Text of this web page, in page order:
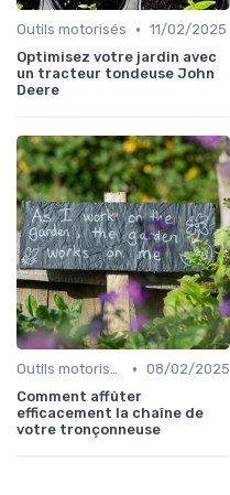
Outils motorisés • 11/02/2025
Optimisez votre jardin avec
un tracteur tondeuse John
Deere
Outils motorisés • 08/02/2025
Comment affûter
efficacement la chaîne de
votre tronçonneuse